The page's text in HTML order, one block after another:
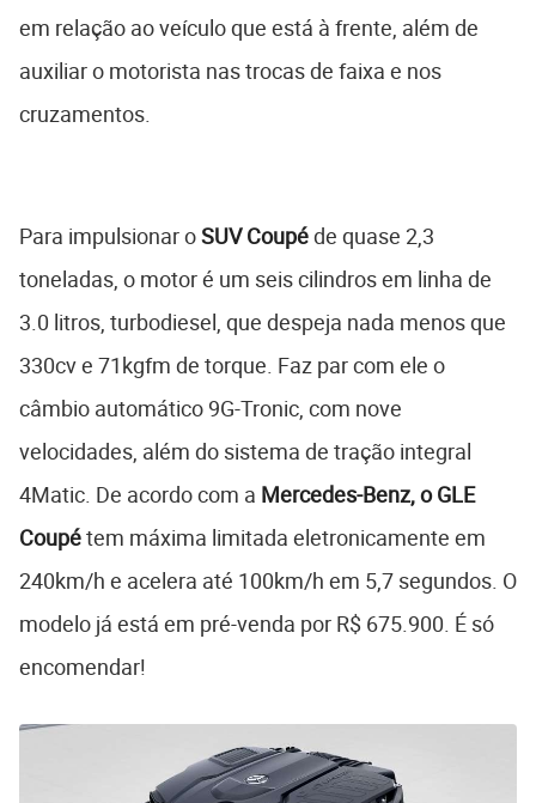
em relação ao veículo que está à frente, além de
auxiliar o motorista nas trocas de faixa e nos
cruzamentos.
Para impulsionar oSUV Coupéde quase 2,3
toneladas, o motor é um seis cilindros em linha de
3.0 litros, turbodiesel, que despeja nada menos que
330cv e 71kgfm de torque. Faz par com ele o
câmbio automático 9G-Tronic, com nove
velocidades, além do sistema de tração integral
4Matic. De acordo com a Mercedes-Benz, o GLE
Coupétem máxima limitada eletronicamente em
240km/h e acelera até 100km/h em 5,7 segundos. O
modelo já está em pré-venda por R$ 675.900. É só
encomendar!